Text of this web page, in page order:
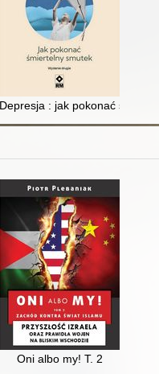
eksperta
Depresja : jak pokonać
Oni albo my! T. 2